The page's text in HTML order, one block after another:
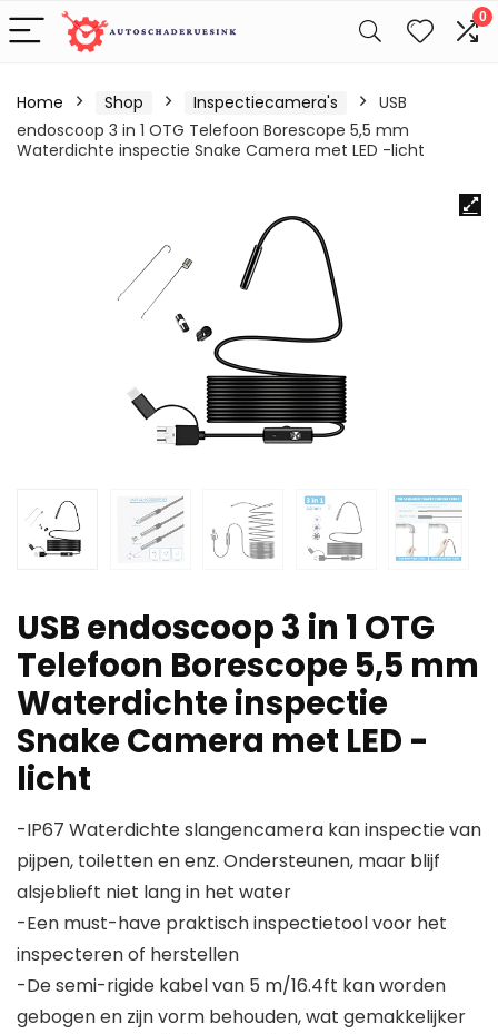
0
Home Shop Inspectiecamera's
USB
endoscoop 3 in 1 OTG Telefoon Borescope 5,5 mm
Waterdichte inspectie Snake Camera met LED -licht
USB endoscoop 3 in 1 OTG
Telefoon Borescope 5,5 mm
Waterdichte inspectie
Snake Camera met LED -
licht
-IP67 Waterdichte slangencamera kan inspectie van
pijpen, toiletten en enz. Ondersteunen, maar blijf
alsjeblieft niet lang in het water
-Een must-have praktisch inspectietool voor het
inspecteren of herstellen
-De semi-rigide kabel van 5 m/16.4ft kan worden
gebogen en zijn vorm behouden, wat gemakkelijker